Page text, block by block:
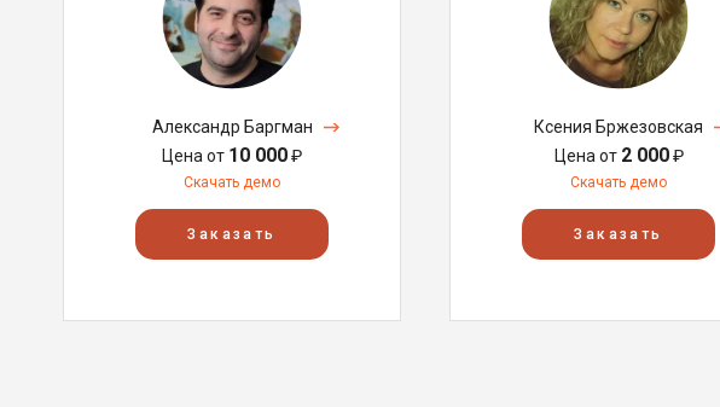
Александр Баргман
Цена от 10 000₽
Скачать демо
Заказать
Ксения Бржезовская
Цена от 2 000₽
Скачать демо
Заказать